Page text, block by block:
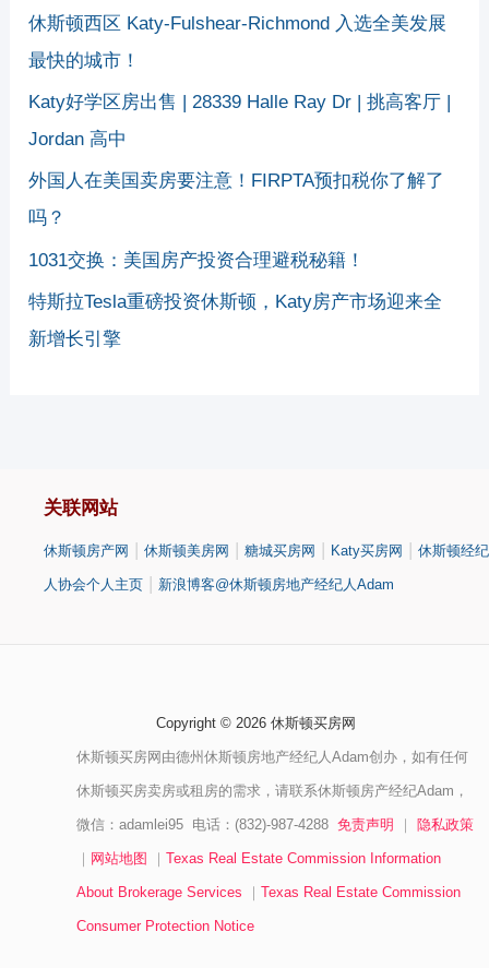
休斯顿西区 Katy-Fulshear-Richmond 入选全美发展
最快的城市！
Katy好学区房出售 | 28339 Halle Ray Dr | 挑高客厅 |
Jordan 高中
外国人在美国卖房要注意！FIRPTA预扣税你了解了
吗？
1031交换：美国房产投资合理避税秘籍！
特斯拉Tesla重磅投资休斯顿，Katy房产市场迎来全
新增长引擎
关联网站
休斯顿房产网 休斯顿美房网 糖城买房网 Katy买房网 休斯顿经纪
人协会个人主页 新浪博客@休斯顿房地产经纪人Adam
Copyright © 2026 休斯顿买房网
休斯顿买房网由德州休斯顿房地产经纪人Adam创办，如有任何
休斯顿买房卖房或租房的需求，请联系休斯顿房产经纪Adam，
微信：adamlei95 电话：(832)-987-4288 免责声明 隐私政策
网站地图 Texas Real Estate Commission Information
About Brokerage Services Texas Real Estate Commission
Consumer Protection Notice